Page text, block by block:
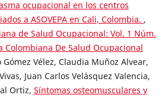
ocupacional en los centros
a ASOVEPA en Cali, Colombia. ,
de Salud Ocupacional: Vol. 1 Núm.
Colombiana De Salud Ocupacional
Vélez, Claudia Muñoz Alvear,
Juan Carlos Velásquez Valencia,
Ortiz, Síntomas osteomusculares y